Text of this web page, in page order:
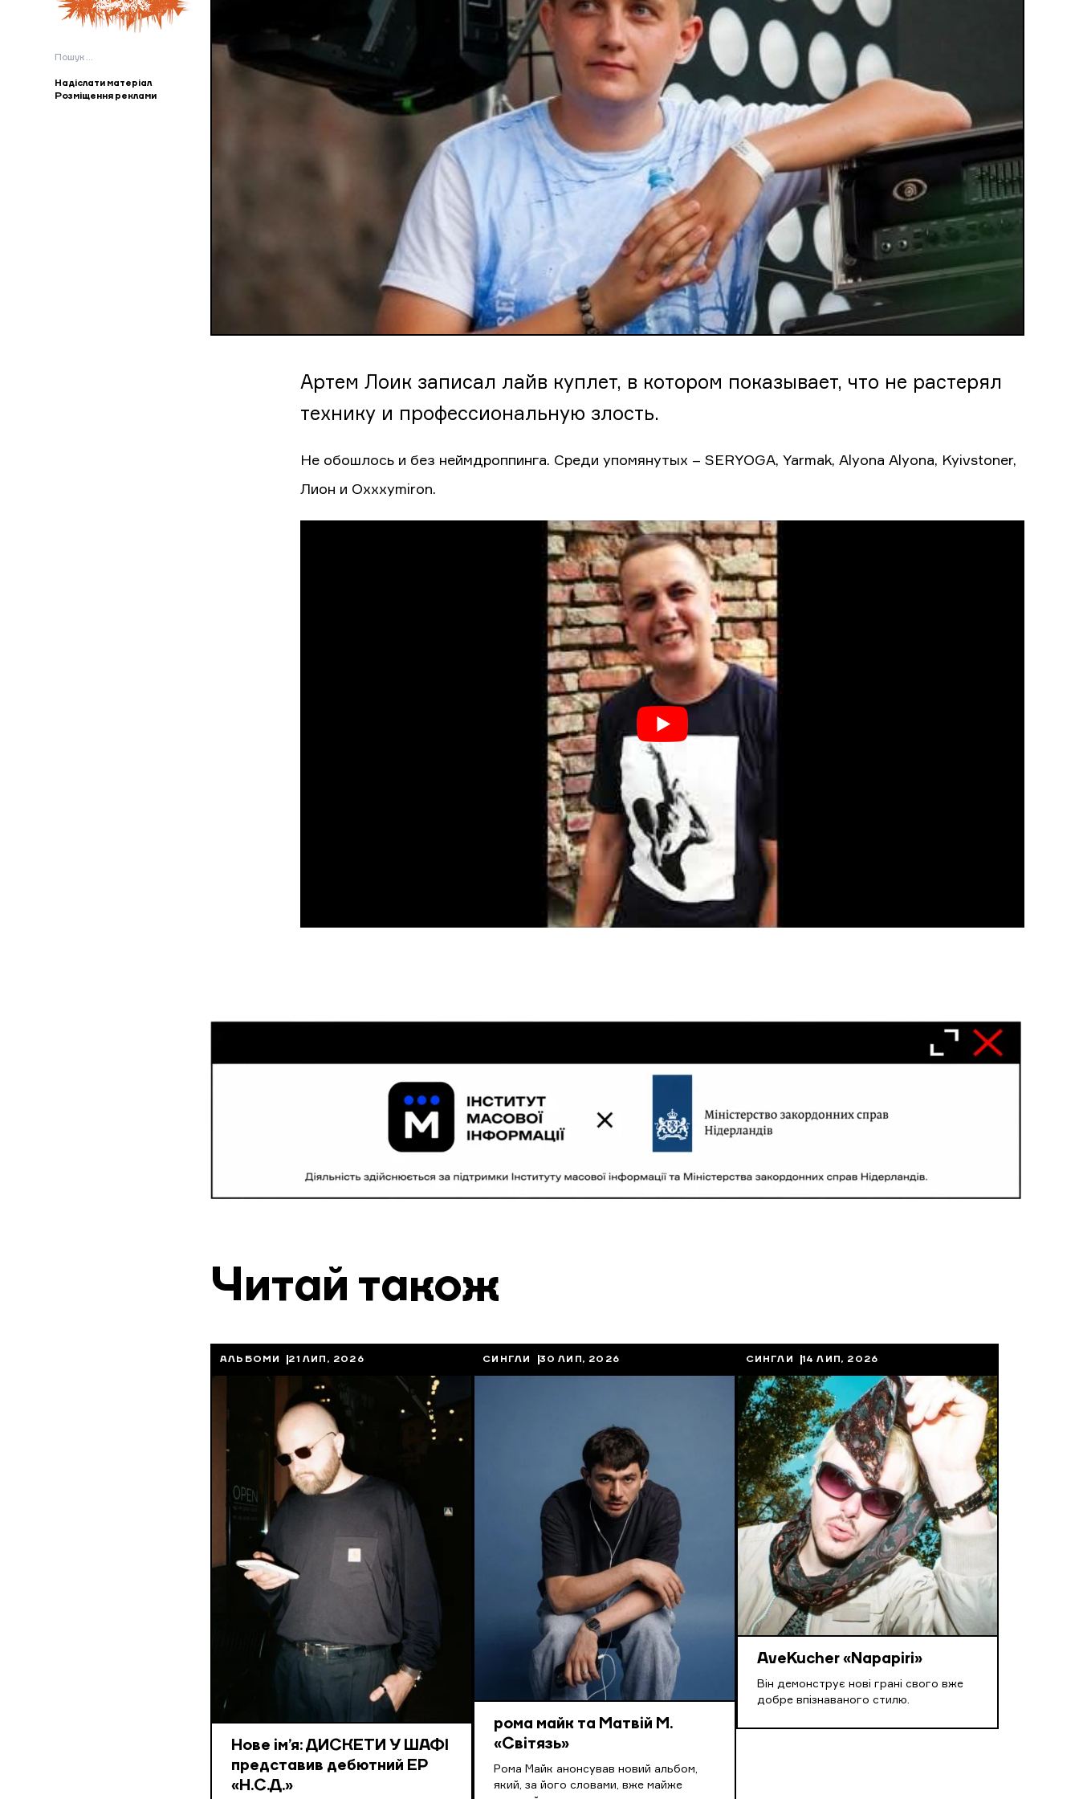
Пошук:
Надіслати матеріал
Розміщення реклами
Артем Лоик записал лайв куплет, в котором показывает, что не растерял
технику и профессиональную злость.
Не обошлось и без неймдроппинга. Среди упомянутых – SERYOGA, Yarmak, Alyona Alyona, Kyivstoner,
Лион и Oxxxymiron.
Читай також
АЛЬБОМИ 21 ЛИП, 2026
Нове ім’я: ДИСКЕТИ У ШАФІ
представив дебютний EP
«Н.С.Д.»
СИНГЛИ 30 ЛИП, 2026
рома майк та Матвій М.
«Світязь»
Рома Майк анонсував новий альбом,
який, за його словами, вже майже
СИНГЛИ 14 ЛИП, 2026
AveKucher «Napapiri»
Він демонструє нові грані свого вже
добре впізнаваного стилю.